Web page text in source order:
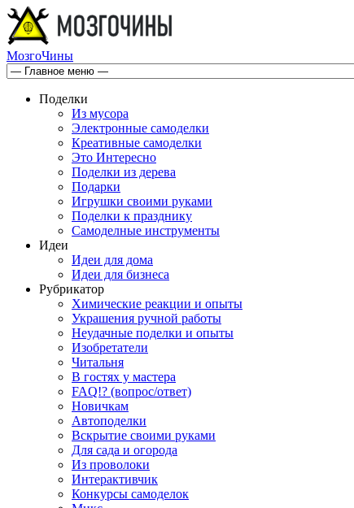
МозгоЧины
Поделки
Из мусора
Электронные самоделки
Креативные самоделки
Это Интересно
Поделки из дерева
Подарки
Игрушки своими руками
Поделки к празднику
Самоделные инструменты
Идеи
Идеи для дома
Идеи для бизнеса
Рубрикатор
Химические реакции и опыты
Украшения ручной работы
Неудачные поделки и опыты
Изобретатели
Читальня
В гостях у мастера
FAQ!? (вопрос/ответ)
Новичкам
Автоподелки
Вскрытие своими руками
Для сада и огорода
Из проволоки
Интерактивчик
Конкурсы самоделок